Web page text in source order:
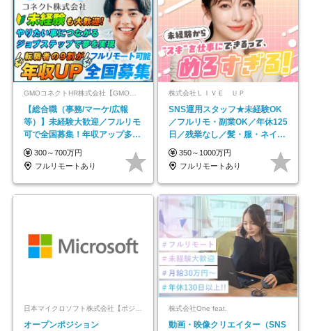
GMOコネクトHR株式会社【GMOインターネットグループ】
【総合職（事務/マーケ/広報
等）】未経験大歓迎／フルリモ
可で全国募集！年収アップ多数
★年休最大130日★
300～700万円
フルリモートあり
株式会社ＬＩＶＥ ＵＰ
SNS運用スタッフ★未経験OK
／フルリモ・副業OK／年休125
日／残業なし／髪・服・ネイ
ル・ピアス自由
350～1000万円
フルリモートあり
オープンポジション
株式会社One feat.
動画・映像クリエイター（SNS